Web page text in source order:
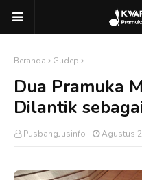
Beranda Gudep
Dua Pramuka
Dilantik
PusbangJusinfo Agustus